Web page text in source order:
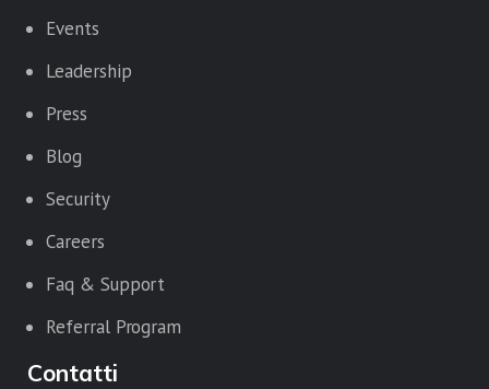
Events
Leadership
Press
Blog
Security
Careers
Faq & Support
Referral Program
Contatti